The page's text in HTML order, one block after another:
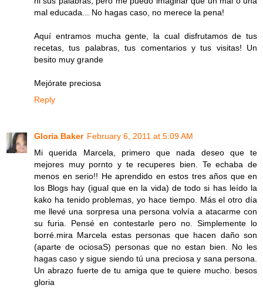
mal educada... No hagas caso, no merece la pena!
Aquí entramos mucha gente, la cual disfrutamos de tus
recetas, tus palabras, tus comentarios y tus visitas! Un
besito muy grande
Mejórate preciosa
Reply
Gloria Baker February 6, 2011 at 5:09 AM
Mi querida Marcela, primero que nada deseo que te
mejores muy pornto y te recuperes bien. Te echaba de
menos en serio!! He aprendido en estos tres años que en
los Blogs hay (igual que en la vida) de todo si has leído la
kako ha tenido problemas, yo hace tiempo. Más el otro día
me llevé una sorpresa una persona volvía a atacarme con
su furia. Pensé en contestarle pero no. Simplemente lo
borré.mira Marcela estas personas que hacen daño son
(aparte de ociosaS) personas que no estan bien. No les
hagas caso y sigue siendo tú una preciosa y sana persona.
Un abrazo fuerte de tu amiga que te quiere mucho. besos
gloria